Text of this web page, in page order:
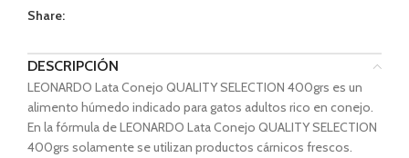
Share:
DESCRIPCIÓN
LEONARDO Lata Conejo QUALITY SELECTION 400grs es un
alimento húmedo indicado para gatos adultos rico en conejo.
En la fórmula de LEONARDO Lata Conejo QUALITY SELECTION
400grs solamente se utilizan productos cárnicos frescos.